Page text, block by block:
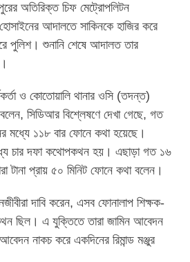
অতিরিক্ত চিফ মেট্রোপলিটন
হোসাইনের আদালতে সাকিনকে হাজির করে
পুলিশ। শুনানি শেষে আদালত তার
ও কোতোয়ালি থানার ওসি (তদন্ত)
সিডিআর বিশ্লেষণে দেখা গেছে, গত
মধ্যে ১১৮ বার ফোনে কথা হয়েছে।
চার দফা কথোপকথন হয়। এছাড়া গত ১৬
টানা প্রায় ৫০ মিনিট ফোনে কথা বলেন।
দাবি করেন, এসব ফোনালাপ শিক্ষক-
ছিল। এ যুক্তিতে তারা জামিন আবেদন
নাকচ করে একদিনের রিমান্ড মঞ্জুর